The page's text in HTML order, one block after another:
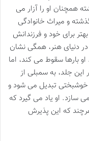
همچنان او را آزار می
و میراث خانوادگی
برای خود و فرزندانش
دنیای هنر، همگی نشان
بارها سقوط می کند، اما
این جلد، به سمبلی از
تبدیل می شود و
سازد. او یاد می گیرد که
که این پذیرش